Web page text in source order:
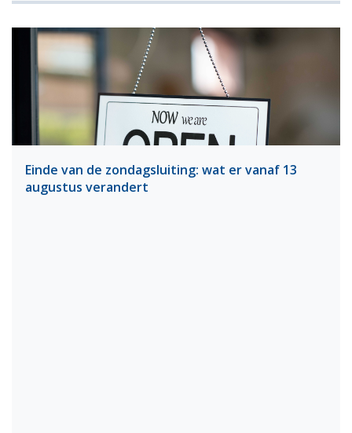
Einde van de zondagsluiting: wat er vanaf 13
augustus verandert